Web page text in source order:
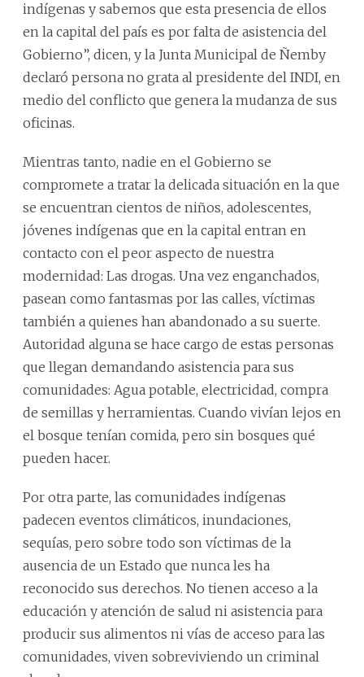
indígenas y sabemos que esta presencia de ellos
en la capital del país es por falta de asistencia del
Gobierno”, dicen, y la Junta Municipal de Ñemby
declaró persona no grata al presidente del INDI, en
medio del conflicto que genera la mudanza de sus
oficinas.
Mientras tanto, nadie en el Gobierno se
compromete a tratar la delicada situación en la que
se encuentran cientos de niños, adolescentes,
jóvenes indígenas que en la capital entran en
contacto con el peor aspecto de nuestra
modernidad: Las drogas. Una vez enganchados,
pasean como fantasmas por las calles, víctimas
también a quienes han abandonado a su suerte.
Autoridad alguna se hace cargo de estas personas
que llegan demandando asistencia para sus
comunidades: Agua potable, electricidad, compra
de semillas y herramientas. Cuando vivían lejos en
el bosque tenían comida, pero sin bosques qué
pueden hacer.
Por otra parte, las comunidades indígenas
padecen eventos climáticos, inundaciones,
sequías, pero sobre todo son víctimas de la
ausencia de un Estado que nunca les ha
reconocido sus derechos. No tienen acceso a la
educación y atención de salud ni asistencia para
producir sus alimentos ni vías de acceso para las
comunidades, viven sobreviviendo un criminal